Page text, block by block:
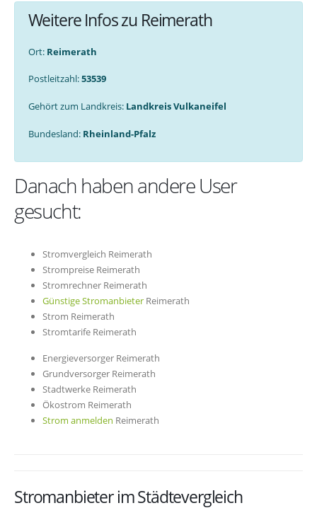
Weitere Infos zu Reimerath
Ort: Reimerath
Postleitzahl:53539
Gehört zum Landkreis: Landkreis Vulkaneifel
Bundesland: Rheinland-Pfalz
Danach haben andere User
gesucht:
Stromvergleich Reimerath
Strompreise Reimerath
Stromrechner Reimerath
Günstige Stromanbieter Reimerath
Strom Reimerath
Stromtarife Reimerath
Energieversorger Reimerath
Grundversorger Reimerath
Stadtwerke Reimerath
Ökostrom Reimerath
Strom anmelden Reimerath
Stromanbieter im Städtevergleich